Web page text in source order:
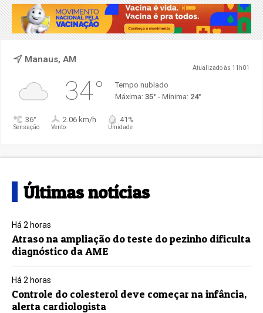
Manaus, AM
Atualizado às 11h01
34°
Tempo nublado
Máxima: 35° - Mínima: 24°
36°
Sensação
2.06 km/h
Vento
41%
Umidade
Últimas notícias
Há 2 horas
Atraso na ampliação do teste do pezinho dificulta
diagnóstico da AME
Há 2 horas
Controle do colesterol deve começar na infância,
alerta cardiologista